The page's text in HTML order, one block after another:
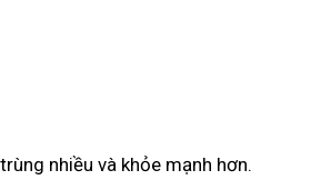
nhiều và khỏe mạnh hơn.